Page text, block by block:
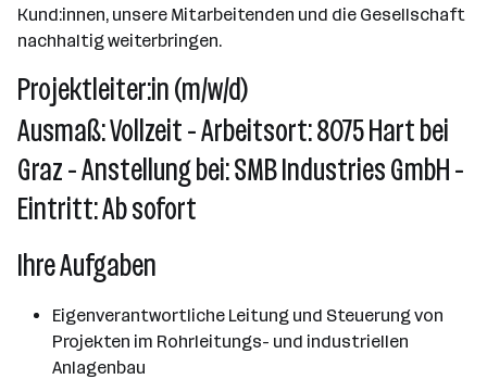
Kund:innen, unsere Mitarbeitenden und die Gesellschaft
nachhaltig weiterbringen.
Projektleiter:in (m/w/d)
Ausmaß: Vollzeit - Arbeitsort: 8075 Hart bei
Graz - Anstellung bei: SMB Industries GmbH -
Eintritt: Ab sofort
Ihre Aufgaben
Eigenverantwortliche Leitung und Steuerung von
Projekten im Rohrleitungs- und industriellen
Anlagenbau